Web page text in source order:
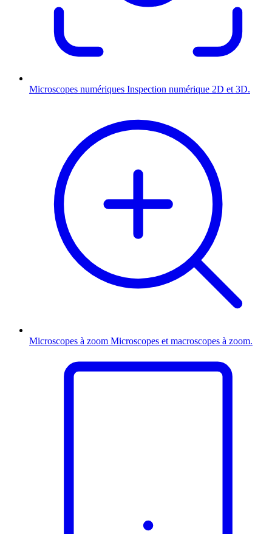
Microscopes numériques Inspection numérique 2D et 3D.
Microscopes à zoom Microscopes et macroscopes à zoom.